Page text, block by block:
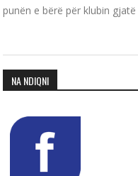
punën e bërë për klubin
NA NDIQNI